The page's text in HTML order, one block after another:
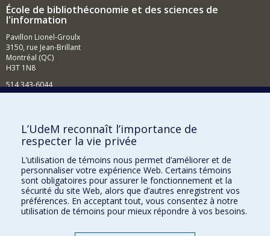
École de bibliothéconomie et des sciences de
l'information
Pavillon Lionel-Groulx
3150, rue Jean-Brillant
Montréal (QC)
H3T 1N8
514 343-6044
Comment soutenir l'École?
BESOIN D'AIDE?
Plan du site
Signaler une erreur
Accessibilité
FACULTÉ DES ARTS ET DES SCIENCES
L’UdeM reconnaît l’importance de
respecter la vie privée
L’utilisation de témoins nous permet d’améliorer et de
personnaliser votre expérience Web. Certains témoins
sont obligatoires pour assurer le fonctionnement et la
sécurité du site Web, alors que d’autres enregistrent vos
préférences. En acceptant tout, vous consentez à notre
utilisation de témoins pour mieux répondre à vos besoins.